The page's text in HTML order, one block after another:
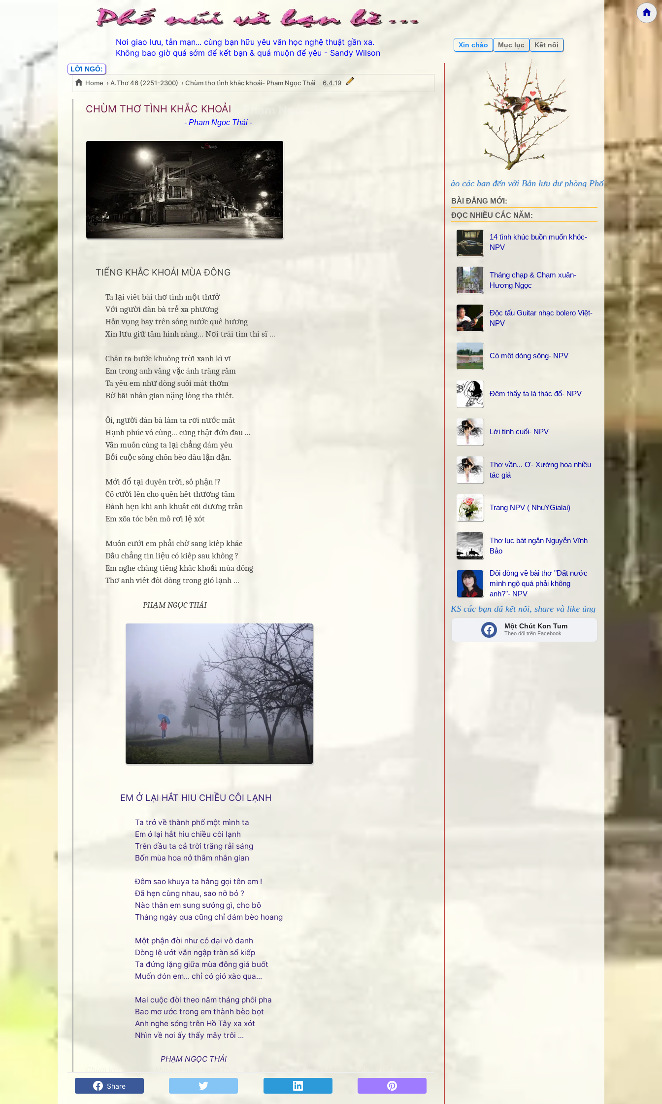
Nơi giao lưu, tản mạn... cùng bạn hữu yêu văn học nghệ thuật gần xa.
Không bao giờ quá sớm để kết bạn & quá muộn để yêu - Sandy Wilson
LỜI NGỎ:
Home › A.Thơ 46 (2251-2300) › Chùm thơ tình khắc khoải- Phạm Ngọc Thái 6.4.19
Chùm thơ tình khắc khoải- Phạm Ngọc Thái
CHÙM THƠ TÌNH KHẮC KHOẢI
- Phạm Ngọc Thái -
TIẾNG KHẮC KHOẢI MÙA ĐÔNG
Ta lại viết bài thơ tình một thưở
Với người đàn bà trẻ xa phương
Hồn vọng bay trên sông nước quê hương
Xin lưu giữ tấm hình nàng... Nơi trái tim thi sĩ ...
Chân ta bước khuông trời xanh kì vĩ
Em trong anh vằng vặc ánh trăng rằm
Ta yêu em như dòng suối mát thơm
Bờ bãi nhân gian nặng lòng tha thiết.
Ôi, người đàn bà làm ta rơi nước mắt
Hạnh phúc vô cùng... cũng thật đớn đau ...
Vẫn muốn cùng ta lại chẳng dám yêu
Bởi cuộc sống chốn bèo dâu lận đận.
Mới đổ tại duyên trời, số phận !?
Cố cười lên cho quên hết thương tâm
Đành hẹn khi anh khuất cõi dương trần
Em xõa tóc bên mồ rơi lệ xót
Muốn cưới em phải chờ sang kiếp khác
Dẫu chẳng tin liệu có kiếp sau không ?
Em nghe chăng tiếng khắc khoải mùa đông
Thơ anh viết đôi dòng trong gió lạnh ...
PHẠM NGỌC THÁI
EM Ở LẠI HẮT HIU CHIỀU CÔI LẠNH
Ta trở về thành phố một mình ta
Em ở lại hắt hiu chiều côi lạnh
Trên đầu ta cả trời trăng rải sáng
Bốn mùa hoa nở thắm nhân gian
Đêm sao khuya ta hằng gọi tên em !
Đã hẹn cùng nhau, sao nỡ bỏ ?
Nào thân em sung sướng gì, cho bõ
Tháng ngày qua cũng chỉ đám bèo hoang
Một phận đời như cỏ dại vô danh
Dòng lệ ướt vẫn ngập tràn số kiếp
Ta đứng lặng giữa mùa đông giá buốt
Muốn đón em... chỉ có gió xào qua...
Mai cuộc đời theo năm tháng phôi pha
Bao mơ ước trong em thành bèo bọt
Anh nghe sóng trên Hồ Tây xa xót
Nhìn về nơi ấy thấy mây trôi ...
PHẠM NGỌC THÁI
Chùm thơ tình khắc khoải- Phạm Ngọc Thái - Góc kỷ niệm Phố núi và bạn bè. Chút gì để nhớ!
Share
Xin chào Mục lục Kết nối
Thân ái chào các bạn đến với Bản lưu dự phòng Phố núi và bạn bè...
BÀI ĐĂNG MỚI:
ĐỌC NHIỀU CÁC NĂM:
14 tình khúc buồn muốn khóc-
NPV
Tháng chạp & Chạm xuân-
Hương Ngọc
Độc tấu Guitar nhạc bolero Việt-
NPV
Có một dòng sông- NPV
Đêm thấy ta là thác đổ- NPV
Lời tình cuối- NPV
Thơ vần... Ơ- Xướng họa nhiều
tác giả
Trang NPV ( NhuYGialai)
Thơ lục bát ngắn Nguyễn Vĩnh
Bảo
Đôi dòng về bài thơ "Đất nước
mình ngộ quá phải không
anh?"- NPV
THANKS các bạn đã kết nối, share và like ủng hộ!
Một Chút Kon Tum
Theo dõi trên Facebook